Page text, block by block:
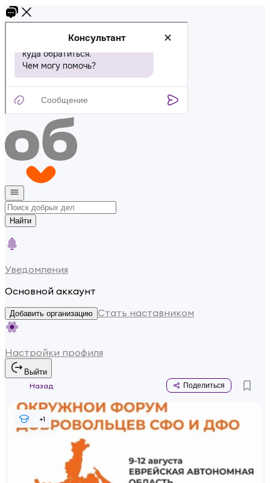
Найти
Уведомления
Основной аккаунт
Добавить организацию Стать наставником
Настройки профиля
Выйти
Назад
Поделиться
+1